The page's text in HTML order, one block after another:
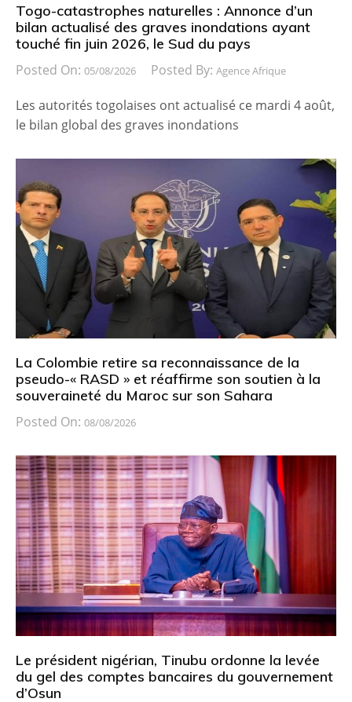
Togo-catastrophes naturelles : Annonce d’un
bilan actualisé des graves inondations ayant
touché fin juin 2026, le Sud du pays
Posted On: 05/08/2026 Posted By: Agence Afrique
Les autorités togolaises ont actualisé ce mardi 4 août,
le bilan global des graves inondations
La Colombie retire sa reconnaissance de la
pseudo-« RASD » et réaffirme son soutien à la
souveraineté du Maroc sur son Sahara
Posted On: 08/08/2026
Le président nigérian, Tinubu ordonne la levée
du gel des comptes bancaires du gouvernement
d’Osun